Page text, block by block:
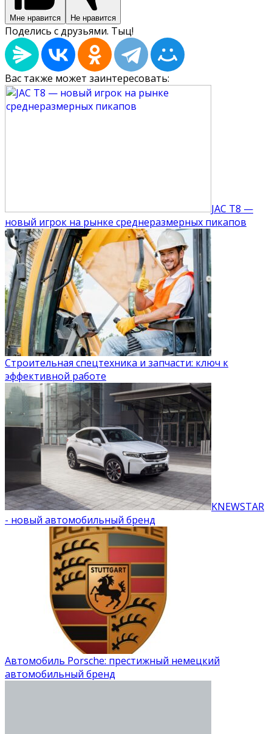
Мне нравится Не нравится
Поделись с друзьями. Тыц!
Вас также может заинтересовать:
JAC T8 —
новый игрок на рынке среднеразмерных пикапов
Строительная спецтехника и запчасти: ключ к
эффективной работе
KNEWSTAR
- новый автомобильный бренд
Автомобиль Porsche: престижный немецкий
автомобильный бренд